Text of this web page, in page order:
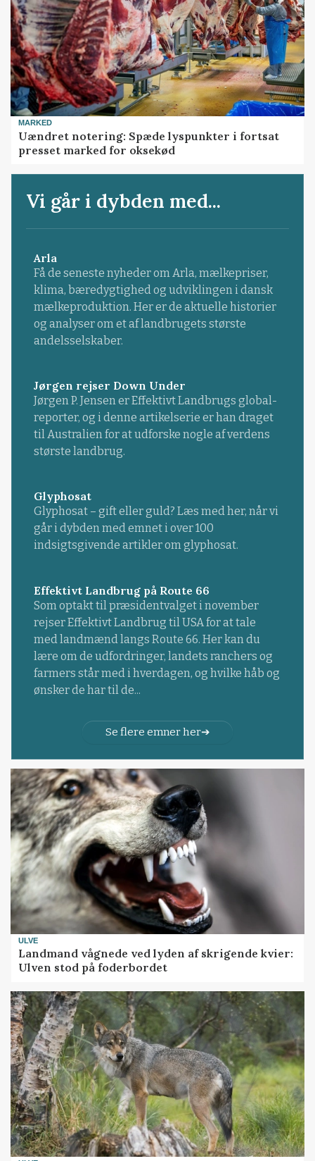
MARKED
Uændret notering: Spæde lyspunkter i fortsat
presset marked for oksekød
Vi går i dybden med...
Arla
Få de seneste nyheder om Arla, mælkepriser,
klima, bæredygtighed og udviklingen i dansk
mælkeproduktion. Her er de aktuelle historier
og analyser om et af landbrugets største
andelsselskaber.
Jørgen rejser Down Under
Jørgen P. Jensen er Effektivt Landbrugs global-
reporter, og i denne artikelserie er han draget
til Australien for at udforske nogle af verdens
største landbrug.
Glyphosat
Glyphosat – gift eller guld? Læs med her, når vi
går i dybden med emnet i over 100
indsigtsgivende artikler om glyphosat.
Effektivt Landbrug på Route 66
Som optakt til præsidentvalget i november
rejser Effektivt Landbrug til USA for at tale
med landmænd langs Route 66. Her kan du
lære om de udfordringer, landets ranchers og
farmers står med i hverdagen, og hvilke håb og
ønsker de har til de...
Se flere emner her
ULVE
Landmand vågnede ved lyden af skrigende kvier:
Ulven stod på foderbordet